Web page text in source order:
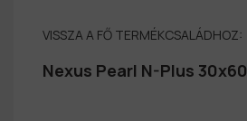
VISSZA A FŐ TERMÉKCSALÁDHOZ:
Nexus Pearl N-Plus 30x60